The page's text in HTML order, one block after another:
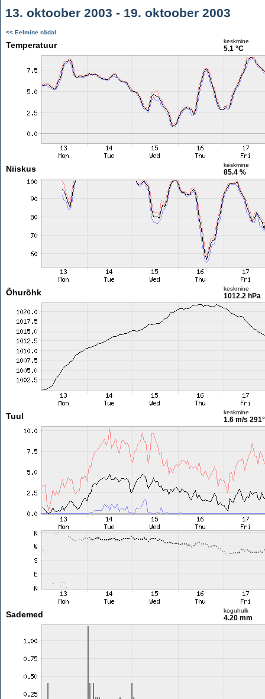
13. oktoober 2003 - 19. oktoober 2003
<< Eelmine nädal
Temperatuur keskmine
5.1 °C
Niiskus keskmine
85.4 %
Õhurõhk keskmine
1012.2 hPa
Tuul keskmine
1.6 m/s 291°
Sademed koguhulk
4.20 mm